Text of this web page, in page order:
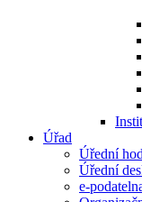
Úřad
Úřední
Úřední
e-